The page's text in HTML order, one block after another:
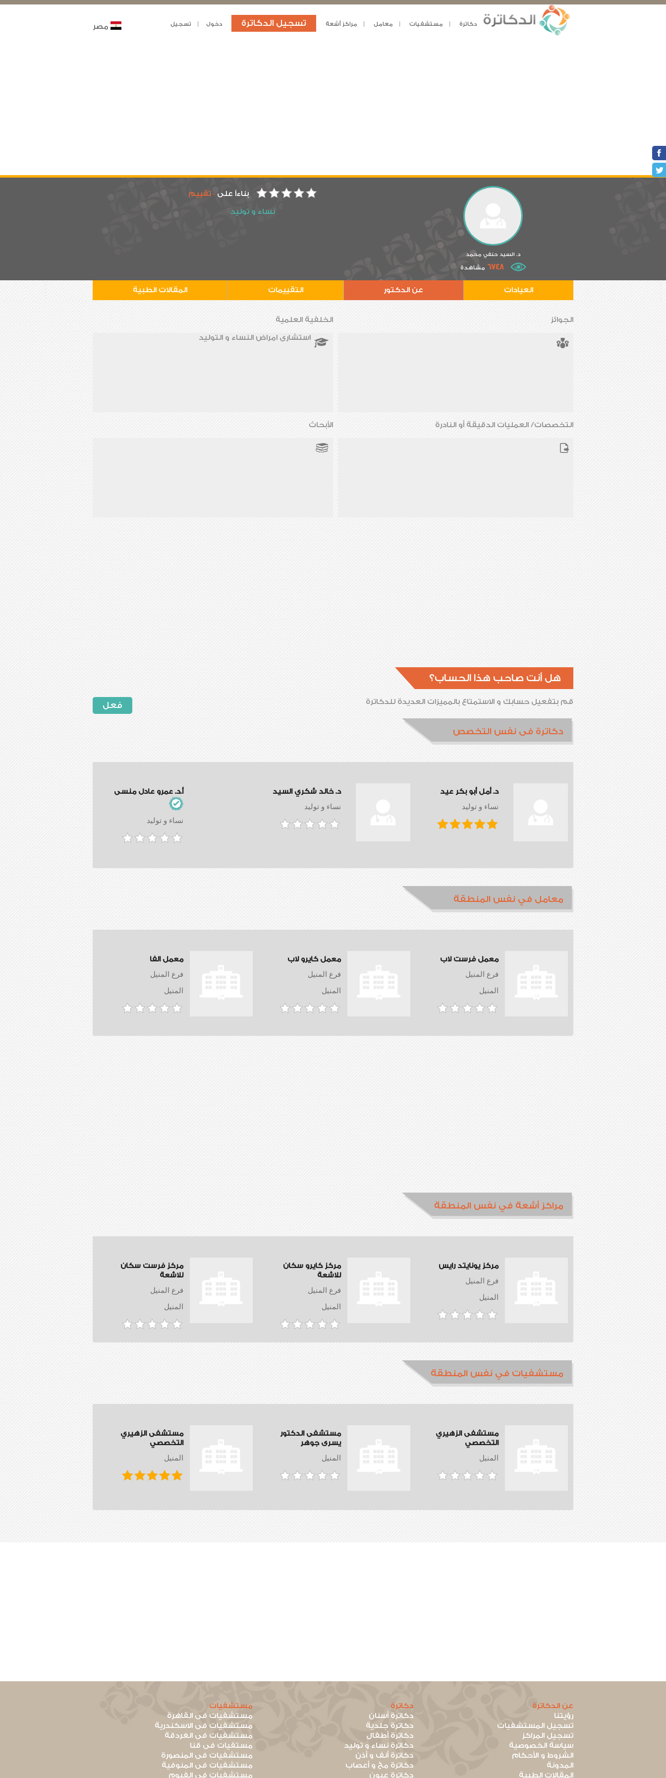
دكاترة مستشفيات معامل مراكز أشعة تسجيل الدكاترة دخول تسجيل مصر
د. السيد حنفي محمد
6748 مشاهدة
بناءاً على0 تقييم
نساء و توليد
العيادات عن الدكتور التقييمات المقالات الطبية
الجوائز
التخصصات/ العمليات الدقيقة أو النادرة
الخلفية العلمية
استشارى امراض النساء و التوليد
الأبحاث
هل أنت صاحب هذا الحساب؟
فعل قم بتفعيل حسابك و الاستمتاع بالمميزات العديدة للدكاترة
دكاترة فى نفس التخصص
أ.د. عمرو عادل منسى
نساء و توليد
د. خالد شكري السيد
نساء و توليد
د. أمل أبو بكر عيد
نساء و توليد
معامل في نفس المنطقة
معمل الفا
فرع المنيل
المنيل
معمل كايرو لاب
فرع المنيل
المنيل
معمل فرست لاب
فرع المنيل
المنيل
مراكز أشعة في نفس المنطقة
مركز فرست سكان
للاشعة
فرع المنيل
المنيل
مركز كايرو سكان
للاشعة
فرع المنيل
المنيل
مركز يونايتد رايس
فرع المنيل
المنيل
مستشفيات في نفس المنطقة
مستشفى الزهيري
التخصصي
المنيل
مستشفى الدكتور
يسرى جوهر
المنيل
مستشفى الزهيري
التخصصي
المنيل
عن الدكاترة
رؤيتنا
تسجيل المستشفيات
تسجيل المراكز
سياسة الخصوصية
الشروط و الأحكام
المدونة
المقالات الطبية
دكاترة
دكاترة أسنان
دكاترة جلدية
دكاترة أطفال
دكاترة نساء و توليد
دكاترة أنف و أذن
دكاترة مخ و أعصاب
دكاترة عيون
مستشفيات
مستشفيات فى القاهرة
مستشفيات فى الاسكندرية
مستشفيات فى الغردقة
مستفيات فى قنا
مستشفيات فى المنصورة
مستشفيات فى المنوفية
مستشفيات فى الفيوم